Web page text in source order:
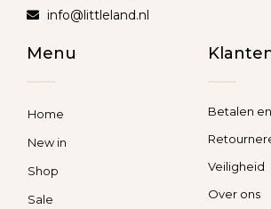
info@littleland.nl
Menu
Home
New in
Shop
Sale
Betalen
Veiligheid
Over ons